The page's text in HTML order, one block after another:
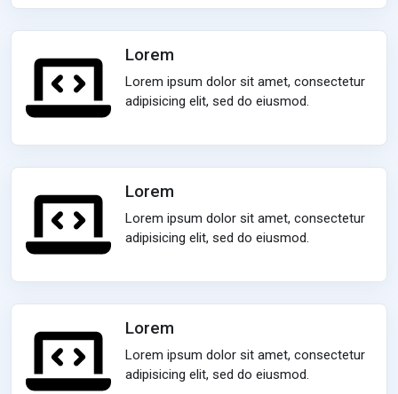
Lorem
Lorem ipsum dolor sit amet, consectetur
adipisicing elit, sed do eiusmod.
Lorem
Lorem ipsum dolor sit amet, consectetur
adipisicing elit, sed do eiusmod.
Lorem
Lorem ipsum dolor sit amet, consectetur
adipisicing elit, sed do eiusmod.